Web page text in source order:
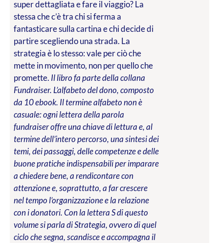
super dettagliata e fare il viaggio? La
stessa che c’è tra chi si ferma a
fantasticare sulla cartina e chi decide di
partire scegliendo una strada. La
strategia è lo stesso: vale per ciò che
mette in movimento, non per quello che
promette. Il libro fa parte della collana
Fundraiser. L’alfabeto del dono, composto
da 10 ebook. Il termine alfabeto non è
casuale: ogni lettera della parola
fundraiser offre una chiave di lettura e, al
termine dell’intero percorso, una sintesi dei
temi, dei passaggi, delle competenze e delle
buone pratiche indispensabili per imparare
a chiedere bene, a rendicontare con
attenzione e, soprattutto, a far crescere
nel tempo l’organizzazione e la relazione
con i donatori. Con la lettera S di questo
volume si parla di Strategia, ovvero di quel
ciclo che segna, scandisce e accompagna il